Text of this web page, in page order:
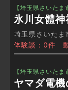
【埼玉県さいたま
氷川女體
埼玉県さいたま
体験談：0件
【埼玉県さいたま
ヤマダ電